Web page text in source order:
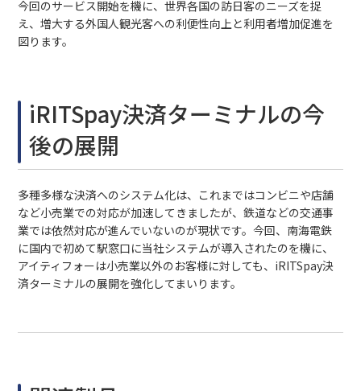
今回のサービス開始を機に、世界各国の訪日客のニーズを捉
え、増大する外国人観光客への利便性向上と利用者増加促進を
図ります。
iRITSpay決済ターミナルの今
後の展開
多種多様な決済へのシステム化は、これまではコンビニや店舗
など小売業での対応が加速してきましたが、鉄道などの交通事
業では依然対応が進んでいないのが現状です。今回、南海電鉄
に国内で初めて駅窓口に当社システムが導入されたのを機に、
アイティフォーは小売業以外のお客様に対しても、iRITSpay決
済ターミナルの展開を強化してまいります。